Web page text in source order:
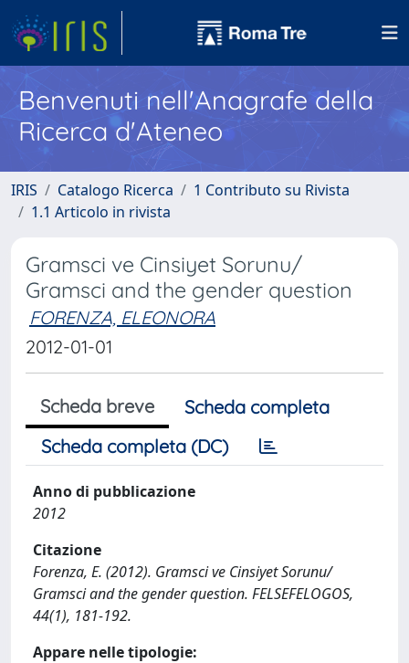
Benvenuti nell'Anagrafe della
Ricerca d'Ateneo
IRIS Catalogo Ricerca
1 Contributo su Rivista
1.1 Articolo in rivista
Gramsci ve Cinsiyet Sorunu/
Gramsci and the gender question
FORENZA, ELEONORA
2012-01-01
Scheda breve
Scheda completa
Scheda completa (DC)
Anno di pubblicazione
2012
Citazione
Forenza, E. (2012). Gramsci ve Cinsiyet Sorunu/
Gramsci and the gender question. FELSEFELOGOS,
44(1), 181-192.
Appare nelle tipologie: